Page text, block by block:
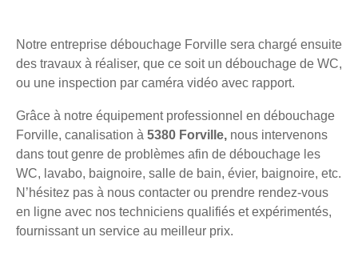
Notre entreprise débouchage Forville sera chargé ensuite
des travaux à réaliser, que ce soit un débouchage de WC,
ou une inspection par caméra vidéo avec rapport.
Grâce à notre équipement professionnel en débouchage
Forville, canalisation à 5380 Forville, nous intervenons
dans tout genre de problèmes afin de débouchage les
WC, lavabo, baignoire, salle de bain, évier, baignoire, etc.
N’hésitez pas à nous contacter ou prendre rendez-vous
en ligne avec nos techniciens qualifiés et expérimentés,
fournissant un service au meilleur prix.